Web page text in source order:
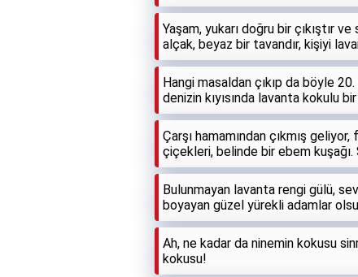
Yaşam, yukarı doğru bir çıkıştır
alçak, beyaz bir tavandır, kişiyi
Hangi masaldan çıkıp da böyle
denizin kıyısında lavanta kokulu
Çarşı hamamından çıkmış
çiçekleri, belinde bir ebem kuşağı.
Bulunmayan lavanta rengi gülü,
boyayan güzel yürekli adamlar
Ah, ne kadar da ninemin kokusu
kokusu!